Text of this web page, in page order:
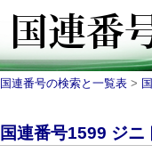
国連番号の検索と一覧表 >
国連番号1599 ジ